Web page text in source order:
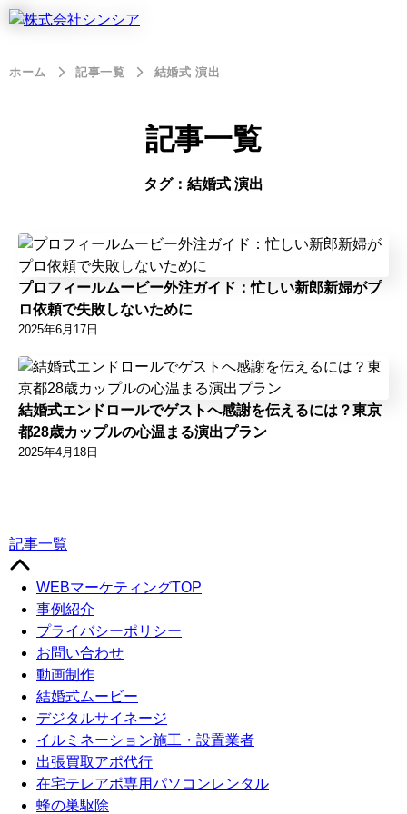
ホーム 記事一覧 結婚式 演出
記事一覧
タグ：結婚式 演出
プロフィールムービー外注ガイド：忙しい新郎新婦がプ
ロ依頼で失敗しないために
2025年6月17日
結婚式エンドロールでゲストへ感謝を伝えるには？東京
都28歳カップルの心温まる演出プラン
2025年4月18日
記事一覧
WEBマーケティングTOP
事例紹介
プライバシーポリシー
お問い合わせ
動画制作
結婚式ムービー
デジタルサイネージ
イルミネーション施工・設置業者
出張買取アポ代行
在宅テレアポ専用パソコンレンタル
蜂の巣駆除